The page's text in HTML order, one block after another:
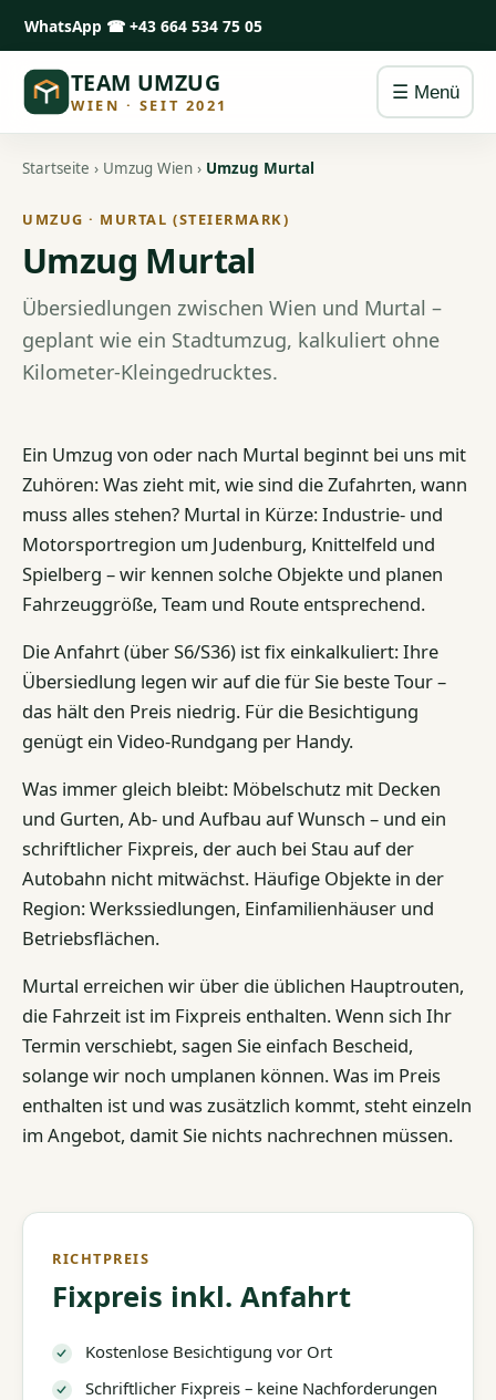
WhatsApp ☎ +43 664 534 75 05
TEAM UMZUG
WIEN · SEIT 2021
☰ Menü
Startseite › Umzug Wien › Umzug Murtal
UMZUG · MURTAL (STEIERMARK)
Umzug Murtal
Übersiedlungen zwischen Wien und Murtal –
geplant wie ein Stadtumzug, kalkuliert ohne
Kilometer-Kleingedrucktes.
Ein Umzug von oder nach Murtal beginnt bei uns mit
Zuhören: Was zieht mit, wie sind die Zufahrten, wann
muss alles stehen? Murtal in Kürze: Industrie- und
Motorsportregion um Judenburg, Knittelfeld und
Spielberg – wir kennen solche Objekte und planen
Fahrzeuggröße, Team und Route entsprechend.
Die Anfahrt (über S6/S36) ist fix einkalkuliert: Ihre
Übersiedlung legen wir auf die für Sie beste Tour –
das hält den Preis niedrig. Für die Besichtigung
genügt ein Video-Rundgang per Handy.
Was immer gleich bleibt: Möbelschutz mit Decken
und Gurten, Ab- und Aufbau auf Wunsch – und ein
schriftlicher Fixpreis, der auch bei Stau auf der
Autobahn nicht mitwächst. Häufige Objekte in der
Region: Werkssiedlungen, Einfamilienhäuser und
Betriebsflächen.
Murtal erreichen wir über die üblichen Hauptrouten,
die Fahrzeit ist im Fixpreis enthalten. Wenn sich Ihr
Termin verschiebt, sagen Sie einfach Bescheid,
solange wir noch umplanen können. Was im Preis
enthalten ist und was zusätzlich kommt, steht einzeln
im Angebot, damit Sie nichts nachrechnen müssen.
RICHTPREIS
Fixpreis inkl. Anfahrt
Kostenlose Besichtigung vor Ort
Schriftlicher Fixpreis – keine Nachforderungen